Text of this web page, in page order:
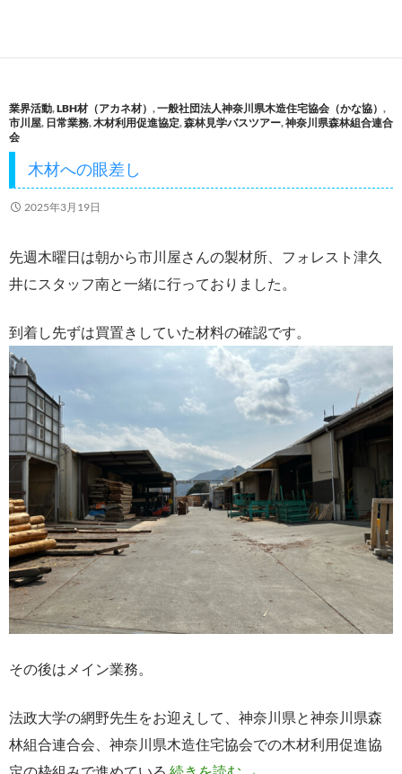
b
o
o
k
er
業界活動,LBH材（アカネ材） ,一般社団法人神奈川県木造住宅協会（かな協） ,
市川屋, 日常業務,木材利用促進協定,森林見学バスツアー,神奈川県森林組合連合
会
木材への眼差し
2025年3月19日
先週木曜日は朝から市川屋さんの製材所、フォレスト津久
井にスタッフ南と一緒に行っておりました。
到着し先ずは買置きしていた材料の確認です。
その後はメイン業務。
法政大学の網野先生をお迎えして、神奈川県と神奈川県森
林組合連合会、神奈川県木造住宅協会での木材利用促進協
木材への眼差し